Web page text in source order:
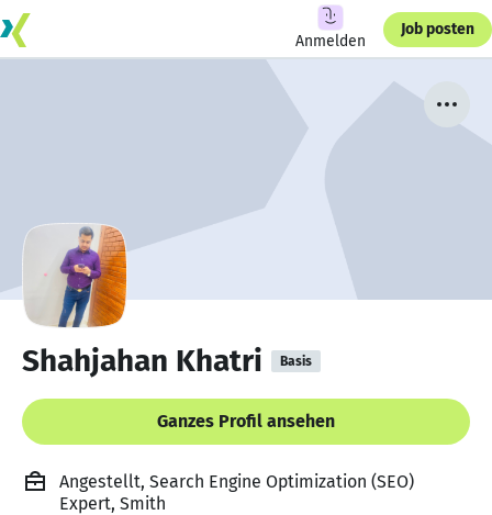
Anmelden
Job posten
Shahjahan Khatri Basis
Ganzes Profil ansehen
Angestellt, Search Engine Optimization (SEO)
Expert, Smith